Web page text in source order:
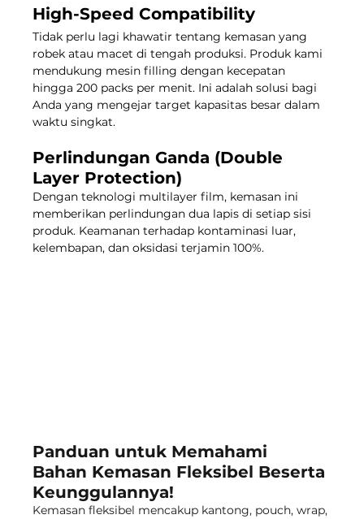
High-Speed Compatibility
Tidak perlu lagi khawatir tentang kemasan yang
robek atau macet di tengah produksi. Produk kami
mendukung mesin filling dengan kecepatan
hingga 200 packs per menit. Ini adalah solusi bagi
Anda yang mengejar target kapasitas besar dalam
waktu singkat.
Perlindungan Ganda (Double
Layer Protection)
Dengan teknologi multilayer film, kemasan ini
memberikan perlindungan dua lapis di setiap sisi
produk. Keamanan terhadap kontaminasi luar,
kelembapan, dan oksidasi terjamin 100%.
Panduan untuk Memahami
Bahan Kemasan Fleksibel Beserta
Keunggulannya!
Kemasan fleksibel mencakup kantong, pouch, wrap,